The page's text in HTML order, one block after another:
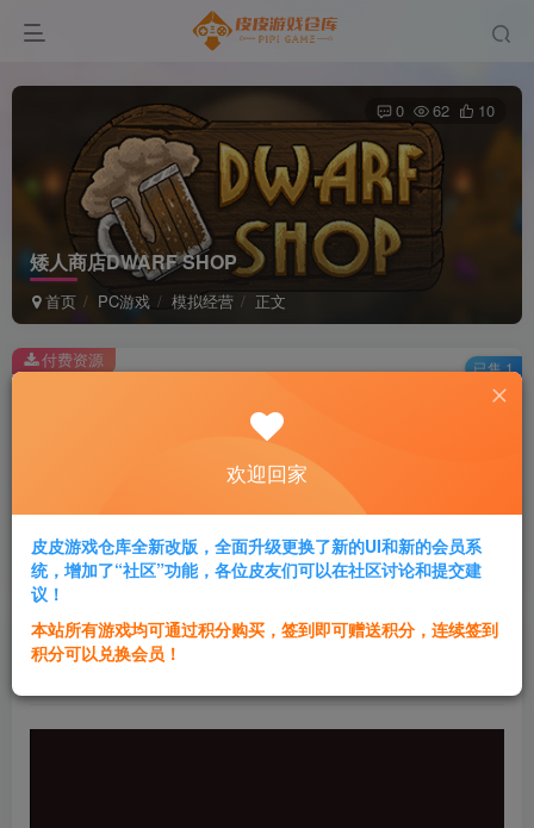
矮人商店DWARF SHOP
首页 PC游戏 模拟经营 正文
0 62 10
此内容为付费资源，请付费后查看
2积分
黄金会员免费 超级会员免费
登录购买
付费资源 已售 1
群主1号
欢迎回家
皮皮游戏仓库全新改版，全面升级更换了新的UI和新的会员系
统，增加了“社区”功能，各位皮友们可以在社区讨论和提交建
议！
本站所有游戏均可通过积分购买，签到即可赠送积分，连续签到
积分可以兑换会员！